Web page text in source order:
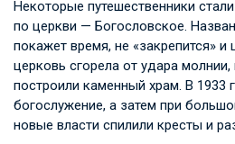
Некоторые путешественники
по церкви — Богословское.
покажет время, не «закрепится» и
церковь сгорела от удара молнии,
построили каменный храм. В 1933
богослужение, а затем при
новые власти спилили кресты и